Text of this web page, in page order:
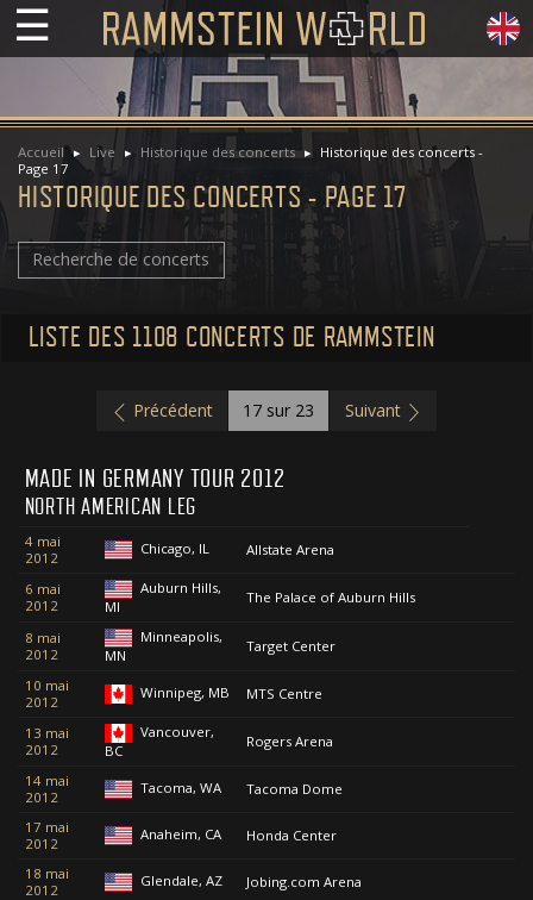
☰
Accueil Live Historique des concerts
Historique des concerts -
Page 17
HISTORIQUE DES CONCERTS - PAGE 17
Recherche de concerts
LISTE DES 1108 CONCERTS DE RAMMSTEIN
Précédent 17 sur 23 Suivant
MADE IN GERMANY TOUR 2012
NORTH AMERICAN LEG
4 mai
2012
Chicago, IL Allstate Arena
6 mai
2012
Auburn Hills,
MI
The Palace of Auburn Hills
8 mai
2012
Minneapolis,
MN
Target Center
10 mai
2012
Winnipeg, MB MTS Centre
13 mai
2012
Vancouver,
BC
Rogers Arena
14 mai
2012
Tacoma, WA Tacoma Dome
17 mai
2012
Anaheim, CA Honda Center
18 mai
2012
Glendale, AZ Jobing.com Arena